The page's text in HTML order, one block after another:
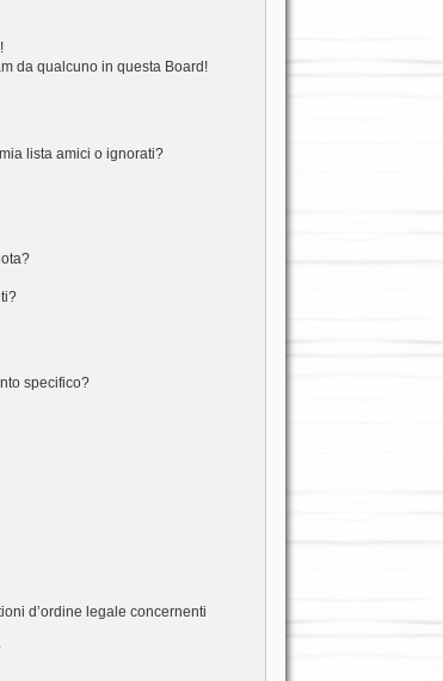
da qualcuno in questa Board!
lista amici o ignorati?
specifico?
d’ordine legale concernenti